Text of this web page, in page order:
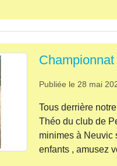
Publiée le 28 mai
Tous derrière
Théo du club de
minimes à Neuvic
enfants , amusez